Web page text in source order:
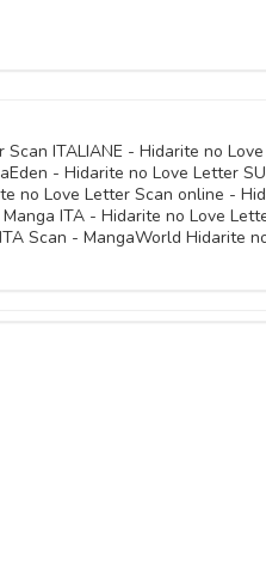
ITALIANE - Hidarite no
- Hidarite no Love Letter
no Love Letter Scan online -
ITA - Hidarite no Love
Scan - MangaWorld Hidarite